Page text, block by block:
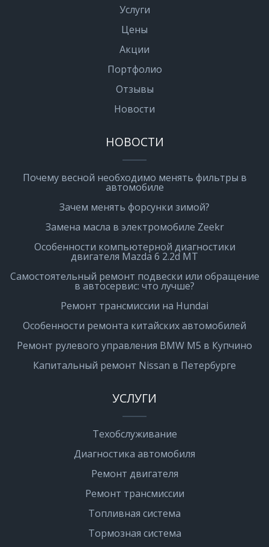
Услуги
Цены
Акции
Портфолио
Отзывы
Новости
НОВОСТИ
Почему весной необходимо менять фильтры в
автомобиле
Зачем менять форсунки зимой?
Замена масла в электромобиле Zeekr
Особенности компьютерной диагностики
двигателя Mazda 6 2.2d MT
Самостоятельный ремонт подвески или обращение
в автосервис: что лучше?
Ремонт трансмиссии на Hundai
Особенности ремонта китайских автомобилей
Ремонт рулевого управления BMW M5 в Купчино
Капитальный ремонт Nissan в Петербурге
УСЛУГИ
Техобслуживание
Диагностика автомобиля
Ремонт двигателя
Ремонт трансмиссии
Топливная система
Тормозная система